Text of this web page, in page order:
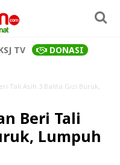
TV DONASI
Tali Asih 3 Balita Gizi Buruk,
Beri Tali
Lumpuh